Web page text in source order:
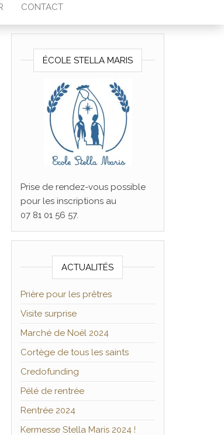
CONTACT
ÉCOLE STELLA MARIS
Prise de rendez-vous possible
pour les inscriptions au
07 81 01 56 57.
ACTUALITÉS
Prière pour les prêtres
Visite surprise
Marché de Noël 2024
Cortège de tous les saints
Credofunding
Pélé de rentrée
Rentrée 2024
Kermesse Stella Maris 2024 !